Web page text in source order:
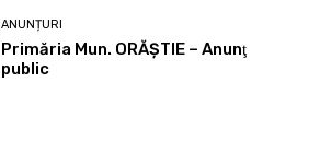
ANUNȚURI
Primăria Mun. ORĂȘTIE – Anunţ
public